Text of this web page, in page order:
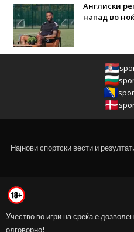
Англиски
напад во
Најнови спортски вести и
Учество во игри на среќа е
одговорно!